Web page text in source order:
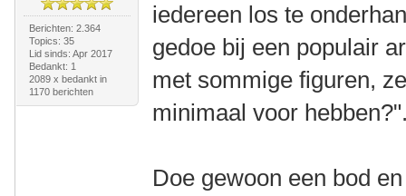
Berichten: 2.364
Topics: 35
Lid sinds: Apr 2017
Bedankt: 1
2089 x bedankt in
1170 berichten
iedereen los te
gedoe bij een populair
met sommige figuren,
minimaal voor
Doe gewoon een bod